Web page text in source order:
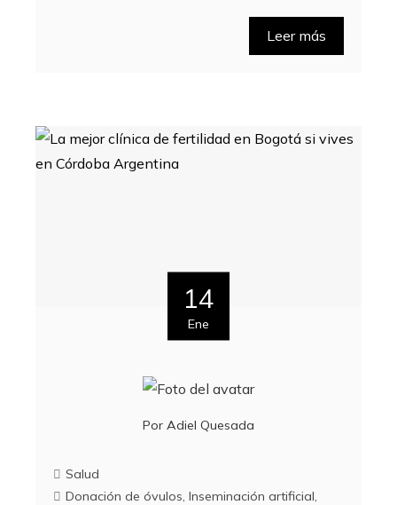
Leer más
14
Ene
Por Adiel Quesada
Salud
Donación de óvulos, Inseminación artificial,